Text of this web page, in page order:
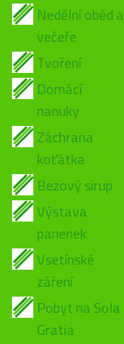
Nedělní oběd a
večeře
Tvoření
Domácí
nanuky
Záchrana
koťátka
Bezový sirup
Výstava
panenek
Vsetínské
záření
Pobyt na Sola
Gratia